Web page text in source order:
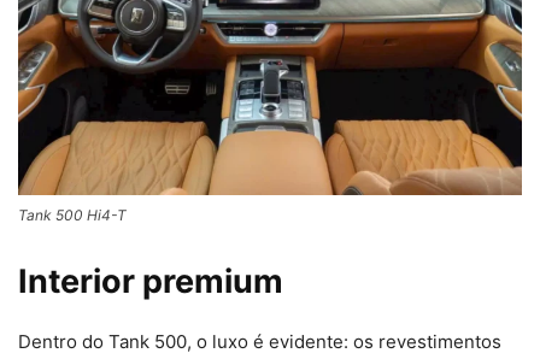
Tank 500 Hi4-T
Interior premium
Dentro do Tank 500, o luxo é evidente: os revestimentos